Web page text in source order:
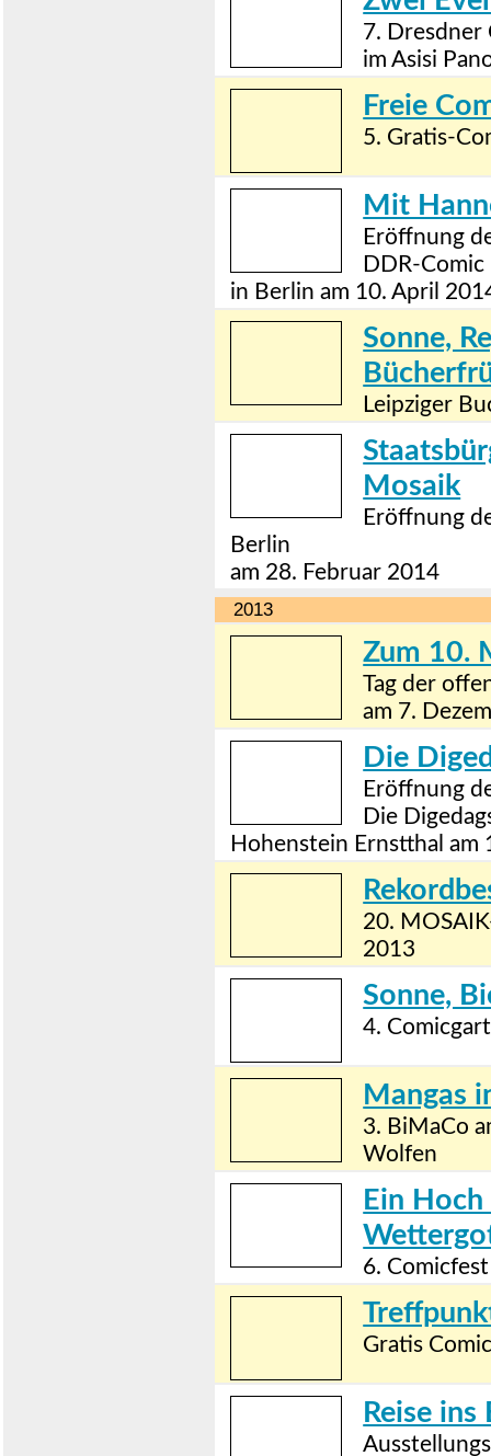
7. Dresdner
im Asisi
Freie
5. Gratis-
Mit
Eröffnung
DDR-Comic
in Berlin am 10. April
Sonne,
Leipziger
Mosaik
Eröffnung
Berlin
am 28. Februar 2014
2013
Zum 10.
Tag der
am 7.
Die
Eröffnung
Die
Hohenstein Ernstthal am
20.
2013
Sonne,
4.
Mangas
3. BiMaCo
Wolfen
Ein
6.
Gratis
Reise ins